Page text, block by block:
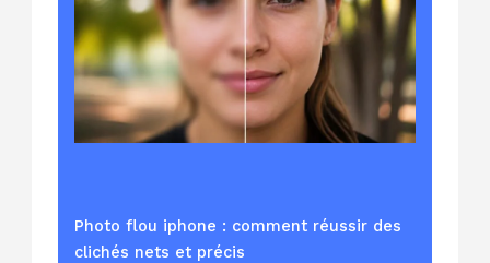
Photo flou iphone : comment réussir des
clichés nets et précis